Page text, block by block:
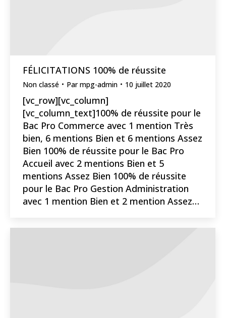
FÉLICITATIONS 100% de réussite
Non classé Parmpg-admin 10 juillet 2020
[vc_row][vc_column]
[vc_column_text]100% de réussite pour le
Bac Pro Commerce avec 1 mention Très
bien, 6 mentions Bien et 6 mentions Assez
Bien 100% de réussite pour le Bac Pro
Accueil avec 2 mentions Bien et 5
mentions Assez Bien 100% de réussite
pour le Bac Pro Gestion Administration
avec 1 mention Bien et 2 mention Assez…